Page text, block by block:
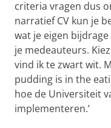
criteria vragen dus
narratief CV kun je
wat je eigen
je medeauteurs.
vind ik te zwart wit.
pudding is in the
hoe de Universiteit
implementeren.’